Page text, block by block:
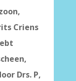
Criens
Drs. P,